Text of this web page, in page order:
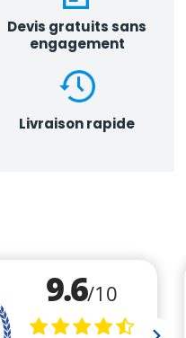
Devis gratuits sans
engagement
Livraison rapide